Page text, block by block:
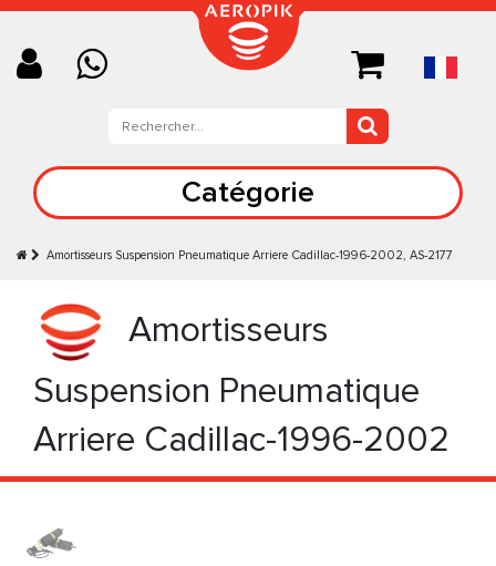
Catégorie
Amortisseurs Suspension Pneumatique Arriere Cadillac-1996-2002, AS-2177
Amortisseurs
Suspension Pneumatique
Arriere Cadillac-1996-2002